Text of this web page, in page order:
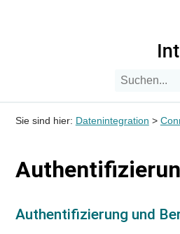
Sie sind hier: Datenintegration >
Authentifizierung und